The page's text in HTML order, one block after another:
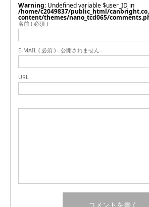
Warning : Undefined variable $user_ID in
/home/c2049837/public_html/
content/themes/nano_tcd065/
名前 ( 必須 )
E-MAIL ( 必須 ) - 公開されません -
URL